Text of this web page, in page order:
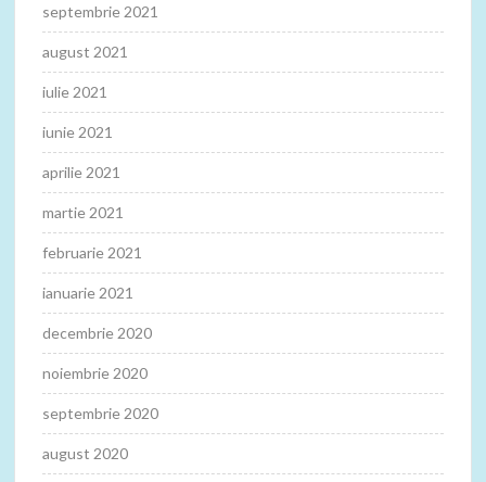
septembrie 2021
august 2021
iulie 2021
iunie 2021
aprilie 2021
martie 2021
februarie 2021
ianuarie 2021
decembrie 2020
noiembrie 2020
septembrie 2020
august 2020